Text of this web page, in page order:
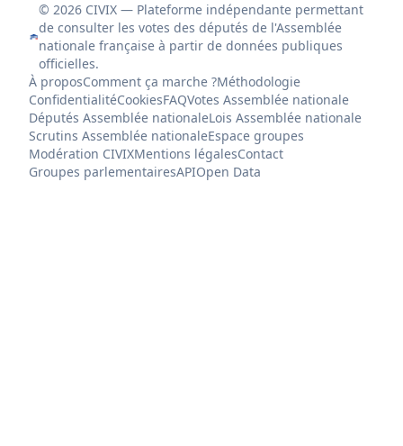
© 2026 CIVIX — Plateforme indépendante permettant
de consulter les votes des députés de l'Assemblée
nationale française à partir de données publiques
officielles.
À proposComment ça marche ?Méthodologie
ConfidentialitéCookiesFAQVotes Assemblée nationale
Députés Assemblée nationaleLois Assemblée nationale
Scrutins Assemblée nationaleEspace groupes
Modération CIVIXMentions légalesContact
Groupes parlementairesAPIOpen Data